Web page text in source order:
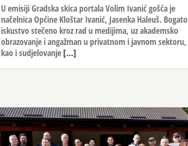
U emisiji Gradska skica portala Volim Ivanić gošća je
načelnica Općine Kloštar Ivanić, Jasenka Haleuš. Bogato
iskustvo stečeno kroz rad u medijima, uz akademsko
obrazovanje i angažman u privatnom i javnom sektoru,
kao i sudjelovanje [...]